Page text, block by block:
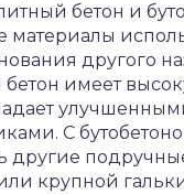
бетон и
материалы
другого
имеет
С
другие
крупной